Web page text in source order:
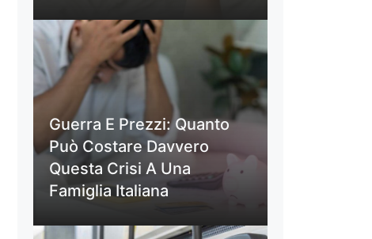
Guerra E Prezzi: Quanto
Può Costare Davvero
Questa Crisi A Una
Famiglia Italiana